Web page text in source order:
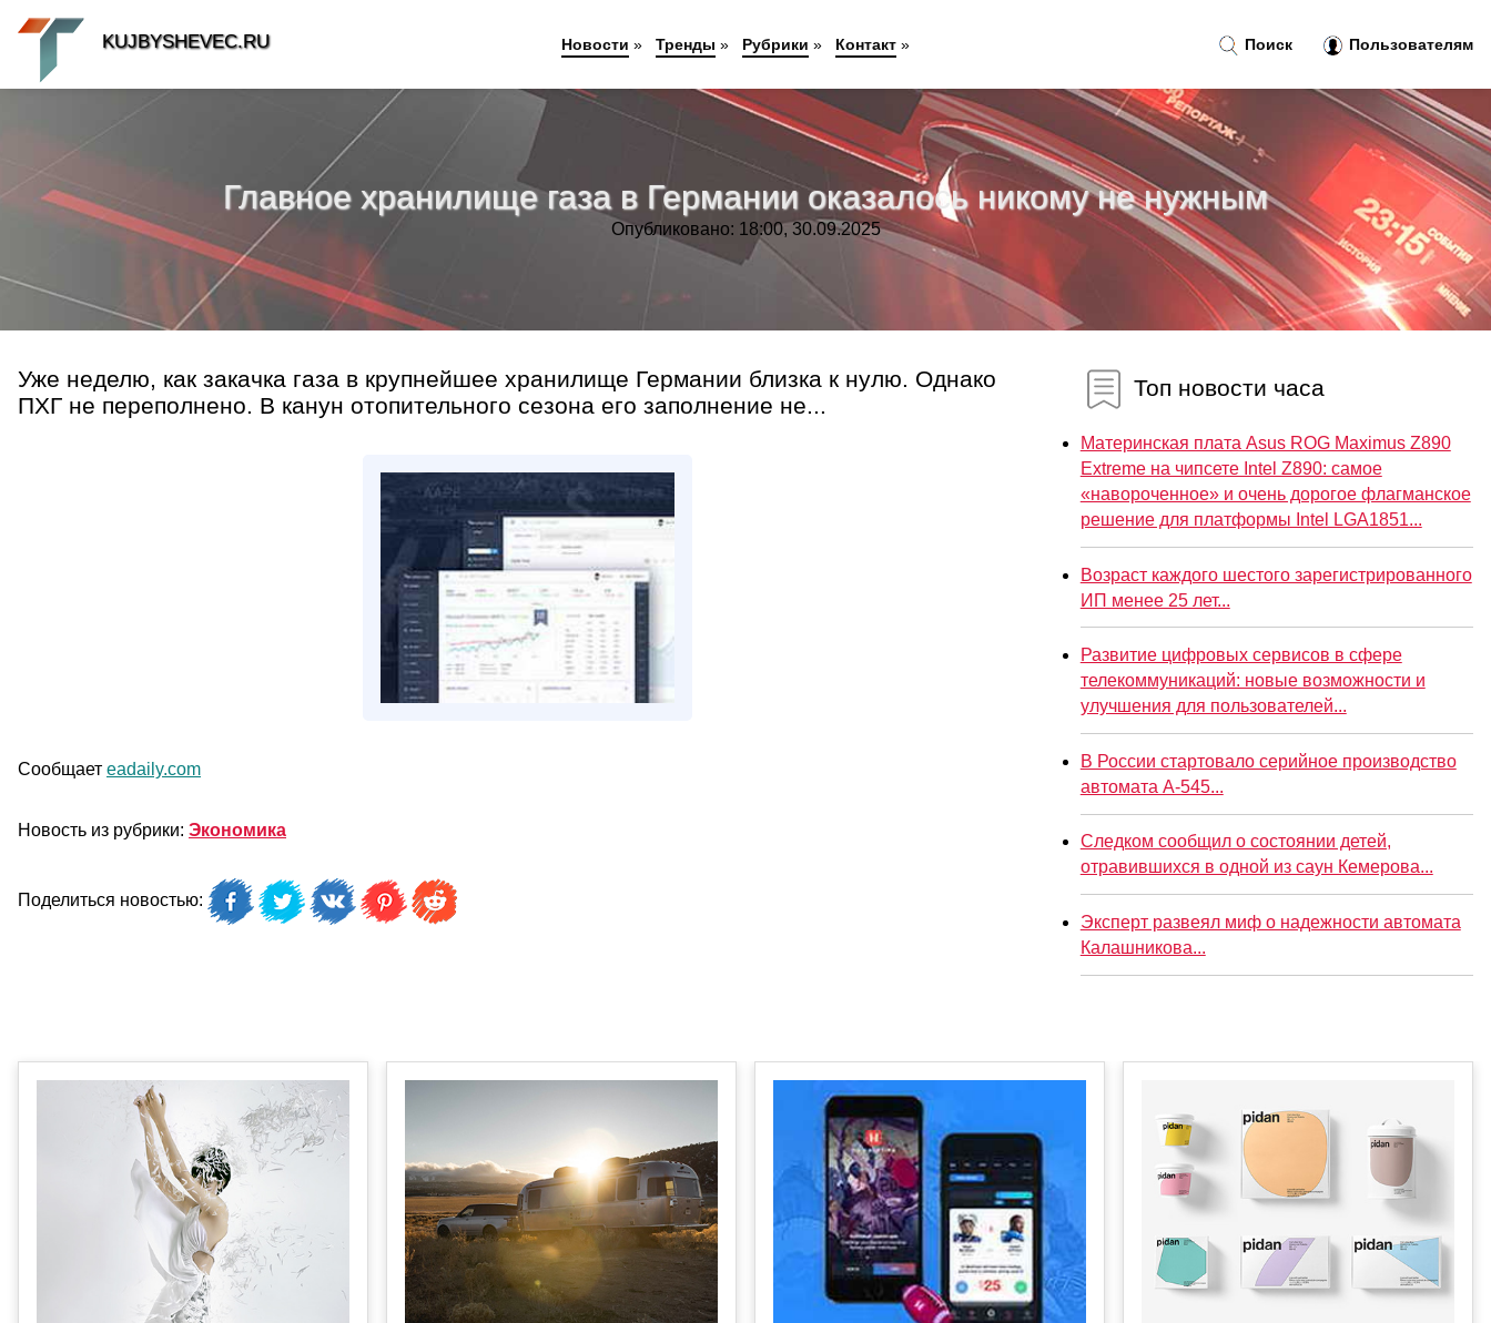
Главное хранилище газа в Германии оказалось никому не нужным
Опубликовано: 18:00, 30.09.2025
Уже неделю, как закачка газа в крупнейшее хранилище Германии близка к нулю. Однако
ПХГ не переполнено. В канун отопительного сезона его заполнение не...
Сообщает eadaily.com
Новость из рубрики: Экономика
Поделиться новостью:
Топ новости часа
Материнская плата Asus ROG Maximus Z890
Extreme на чипсете Intel Z890: самое
«навороченное» и очень дорогое флагманское
решение для платформы Intel LGA1851...
Возраст каждого шестого зарегистрированного
ИП менее 25 лет...
Развитие цифровых сервисов в сфере
телекоммуникаций: новые возможности и
улучшения для пользователей...
В России стартовало серийное производство
автомата А-545...
Следком сообщил о состоянии детей,
отравившихся в одной из саун Кемерова...
Эксперт развеял миф о надежности автомата
Калашникова...
Поиск Пользователям
KUJBYSHEVEC.RU Новости » Тренды » Рубрики » Контакт»